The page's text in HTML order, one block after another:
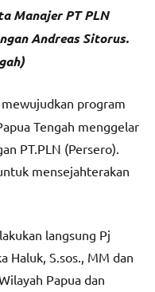
Manajer PT PLN
Andreas Sitorus.
program
Tengah menggelar
PT.PLN (Persero).
mensejahterakan
langsung Pj
Haluk, S.sos., MM dan
Papua dan